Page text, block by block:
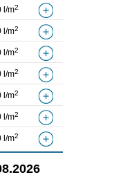
l/m2
l/m2
l/m2
l/m2
l/m2
l/m2
l/m2